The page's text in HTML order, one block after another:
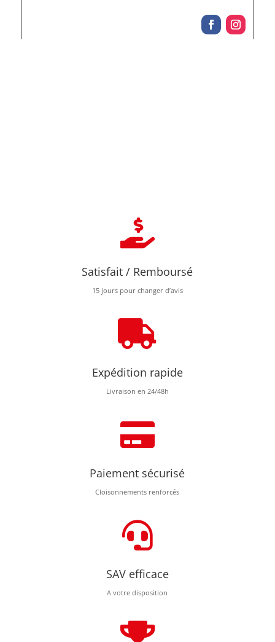

Satisfait / Remboursé
15 jours pour changer d’avis

Expédition rapide
Livraison en 24/48h

Paiement sécurisé
Cloisonnements renforcés

SAV efficace
A votre disposition